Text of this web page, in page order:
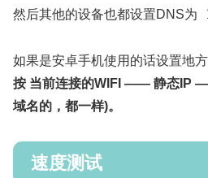
然后其他的设备也都设置DNS为
如果是安卓手机使用的话设置地方
按 当前连接的WIFI —— 静态IP
域名的，都一样)。
速度测试